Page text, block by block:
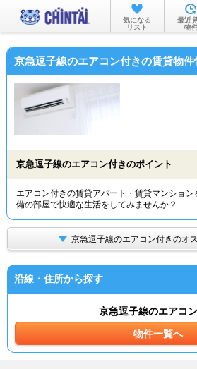
お部屋を探す
沿線・駅
物件特集
TOP
気になる
リスト
最近
物
京急逗子線のエアコン付きの賃貸物
京急逗子線のエアコン付きのポイント
エアコン付きの賃貸アパート・賃貸マンショ
備の部屋で快適な生活をしてみませんか？
京急逗子線のエアコン付きのオ
沿線・住所から探す
京急逗子線のエアコ
物件一覧へ